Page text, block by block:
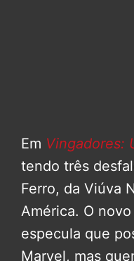
Em Vingadores:
tendo três
Ferro, da Viúva
América. O
especula que
Marvel, mas